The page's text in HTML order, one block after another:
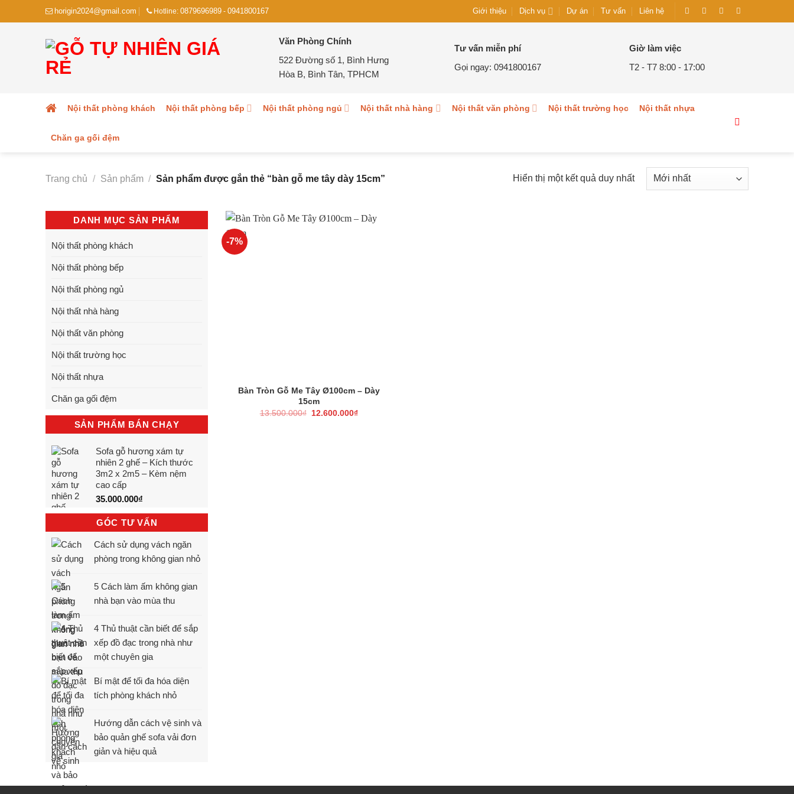
to
horigin2024@gmail.com Hotline: 0879696989- 0941800167 Giới thiệu Dịch vụ Dự án Tư vấn Liên hệ
Văn Phòng Chính
522 Đường số 1, Bình Hưng
Hòa B, Bình Tân, TPHCM
Tư vấn miễn phí
Gọi ngay: 0941800167
Giờ làm việc
T2 - T7 8:00 - 17:00
Nội thất phòng khách Nội thất phòng bếp Nội thất phòng ngủ Nội thất nhà hàng Nội thất văn phòng Nội thất trường học Nội thất nhựa
Chăn ga gối đệm
Trang chủ / Sản phẩm / Sản phẩm được gắn thẻ “bàn gỗ me tây dày 15cm” Hiển thị một kết quả duy nhất
DANH MỤC SẢN PHẨM
Nội thất phòng khách
Nội thất phòng bếp
Nội thất phòng ngủ
Nội thất nhà hàng
Nội thất văn phòng
Nội thất trường học
Nội thất nhựa
Chăn ga gối đệm
SẢN PHẨM BÁN CHẠY
Sofa gỗ hương xám tự
nhiên 2 ghế – Kích thước
3m2 x 2m5 – Kèm nệm
cao cấp
35.000.000₫
GÓC TƯ VẤN
Cách sử dụng vách ngăn
phòng trong không gian nhỏ
5 Cách làm ấm không gian
nhà bạn vào mùa thu
4 Thủ thuật cần biết để sắp
xếp đồ đạc trong nhà như
một chuyên gia
Bí mật để tối đa hóa diện
tích phòng khách nhỏ
Hướng dẫn cách vệ sinh và
bảo quản ghế sofa vải đơn
giản và hiệu quả
-7%
Bàn Tròn Gỗ Me Tây Ø100cm – Dày
15cm
13.500.000₫ Giá
12.600.000₫Giá